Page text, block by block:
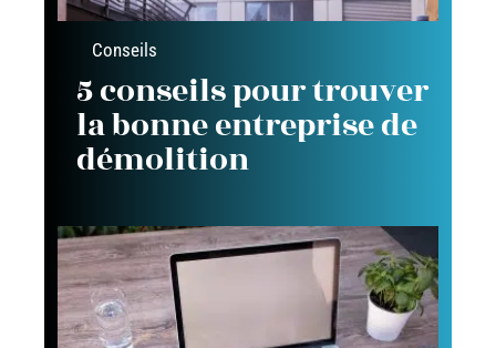
Conseils
5 conseils pour trouver
la bonne entreprise de
démolition